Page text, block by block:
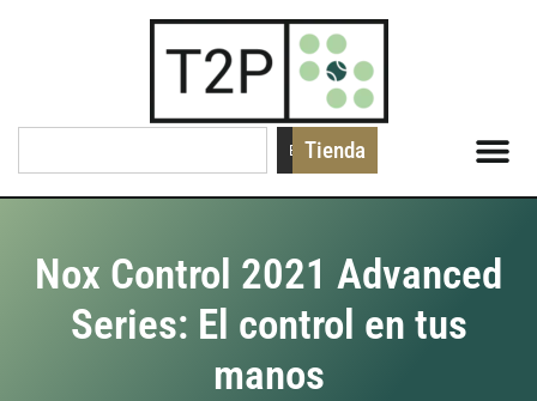
Buscar
Tienda
Nox Control 2021 Advanced
Series: El control en tus
manos